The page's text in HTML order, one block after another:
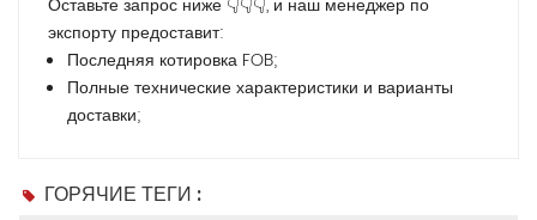
Оставьте запрос ниже 👇👇👇, и наш менеджер по
экспорту предоставит:
Последняя котировка FOB;
Полные технические характеристики и варианты
доставки;
ГОРЯЧИЕ ТЕГИ :